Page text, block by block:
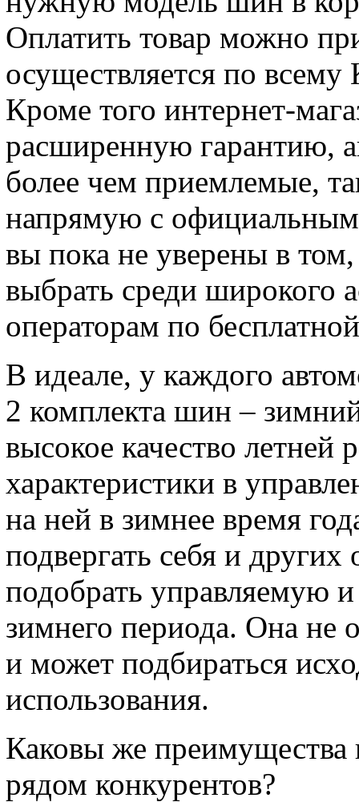
Оплатить товар можно
осуществляется по всему
Кроме того интернет-
расширенную гарантию,
более чем приемлемые,
напрямую с
вы пока не уверены в
выбрать среди широкого
операторам по
В идеале, у каждого
2 комплекта шин –
высокое качество
характеристики в
на ней в зимнее время
подвергать себя и
подобрать управляемую
зимнего периода. Она не
и может подбираться
использования.
Каковы же
рядом конкурентов?